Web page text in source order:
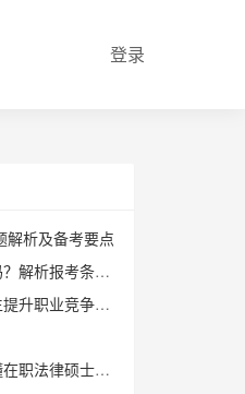
登录
解析及备考要点
条件与学习价值
职业竞争力？
硕士双证政策